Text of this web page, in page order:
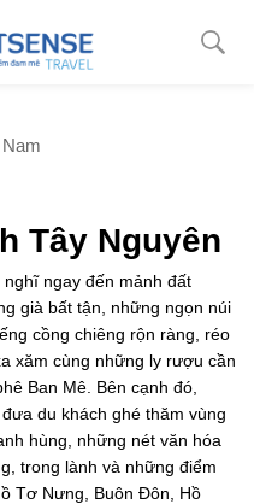
Tây Nguyên
ngay đến mảnh đất
già bất tận, những ngọn núi
cồng chiêng rộn ràng, réo
xăm cùng những ly rượu cần
Ban Mê. Bên cạnh đó,
du khách ghé thăm vùng
hùng, những nét văn hóa
trong lành và những điểm
Tơ Nưng, Buôn Đôn, Hồ